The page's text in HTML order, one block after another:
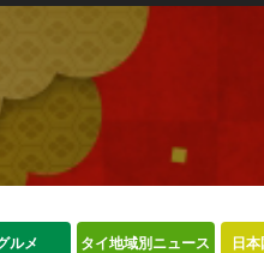
ルメ タイ地域別ニュース 日